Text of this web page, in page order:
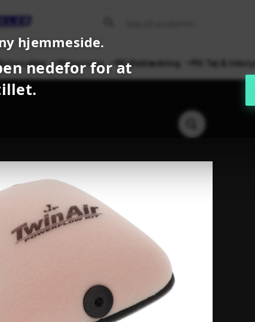
hjemmeside.
nedefor for at
Motocross MC Beklædning MX Tøj & Udstyr